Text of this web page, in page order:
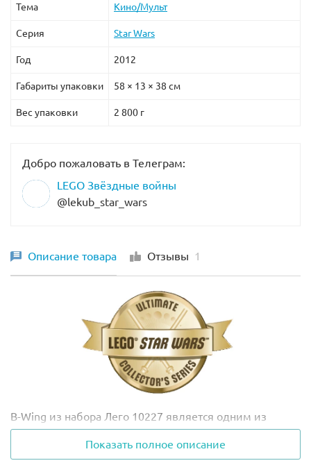
Тема Кино/Мульт
Серия Star Wars
Год 2012
Габариты упаковки 58 × 13 × 38 см
Вес упаковки 2 800 г
Добро пожаловать в Телеграм:
LEGO Звёздные войны
@lekub_star_wars
Описание товара Отзывы 1
B-Wing из набора Лего 10227 является одним из
наиболее тяжеловооруженных истребителей
восстания. Его удивительная конструкция
Показать полное описание